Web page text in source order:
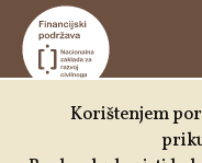
Korištenjem